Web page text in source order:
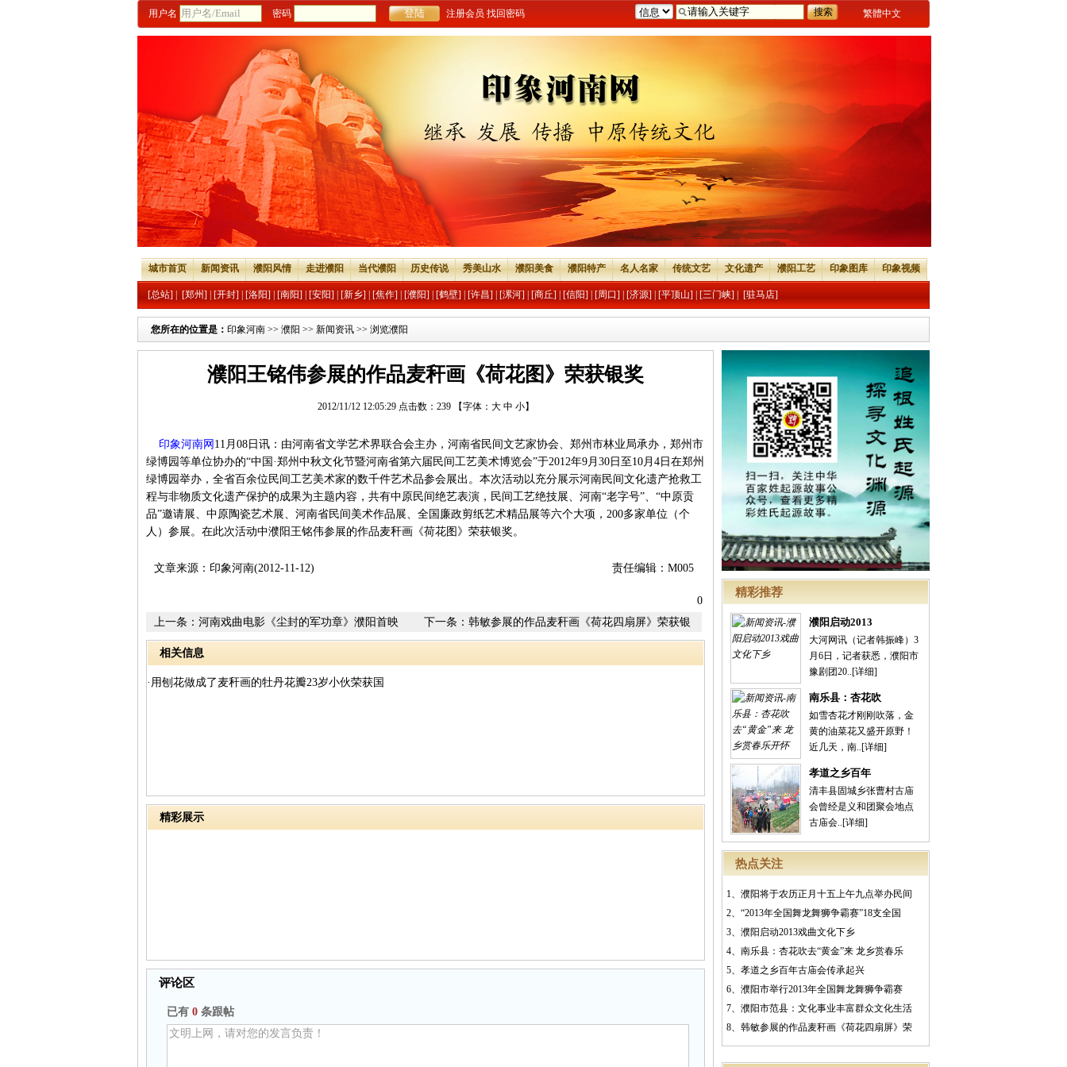
繁體中文
用户名 密码 注册会员 找回密码
城市首页 新闻资讯 濮阳风情 走进濮阳 当代濮阳 历史传说 秀美山水 濮阳美食 濮阳特产 名人名家 传统文艺 文化遗产 濮阳工艺 印象图库 印象视频
[总站] [郑州] [开封] [洛阳] [南阳] [安阳] [新乡] [焦作] [濮阳] [鹤壁] [许昌] [漯河] [商丘] [信阳] [周口] [济源] [平顶山] [三门峡] [驻马店]
您所在的位置是： 印象河南 >> 濮阳 >> 新闻资讯 >> 浏览濮阳
精彩推荐
濮阳启动2013
大河网讯（记者韩振峰）3
月6日，记者获悉，濮阳市
豫剧团20..[详细]
南乐县：杏花吹
如雪杏花才刚刚吹落，金
黄的油菜花又盛开原野！
近几天，南..[详细]
孝道之乡百年
清丰县固城乡张曹村古庙
会曾经是义和团聚会地点
古庙会..[详细]
热点关注
1、 濮阳将于农历正月十五上午九点举办民间
2、 “2013年全国舞龙舞狮争霸赛”18支全国
3、 濮阳启动2013戏曲文化下乡
4、 南乐县：杏花吹去“黄金”来 龙乡赏春乐
5、 孝道之乡百年古庙会传承起兴
6、 濮阳市举行2013年全国舞龙舞狮争霸赛
7、 濮阳市范县：文化事业丰富群众文化生活
8、 韩敏参展的作品麦秆画《荷花四扇屏》荣
濮阳王铭伟参展的作品麦秆画《荷花图》荣获银奖
2012/11/12 12:05:29 点击数： 239 【字体： 大 中 小】
印象河南网 11月08日讯：由河南省文学艺术界联合会主办，河南省民间文艺家协会、郑州市林业局承办，郑州市
绿博园等单位协办的“中国·郑州中秋文化节暨河南省第六届民间工艺美术博览会”于2012年9月30日至10月4日在郑州
绿博园举办，全省百余位民间工艺美术家的数千件艺术品参会展出。本次活动以充分展示河南民间文化遗产抢救工
程与非物质文化遗产保护的成果为主题内容，共有中原民间绝艺表演，民间工艺绝技展、河南“老字号”、“中原贡
品”邀请展、中原陶瓷艺术展、河南省民间美术作品展、全国廉政剪纸艺术精品展等六个大项，200多家单位（个
人）参展。在此次活动中濮阳王铭伟参展的作品麦秆画《荷花图》荣获银奖。
责任编辑：M005
文章来源：印象河南(2012-11-12)
0
下一条： 韩敏参展的作品麦秆画《荷花四扇屏》荣获银
奖
上一条： 河南戏曲电影《尘封的军功章》濮阳首映
相关信息
·用刨花做成了麦秆画的牡丹花瓣23岁小伙荣获国
精彩展示
评论区
已有 0 条跟帖